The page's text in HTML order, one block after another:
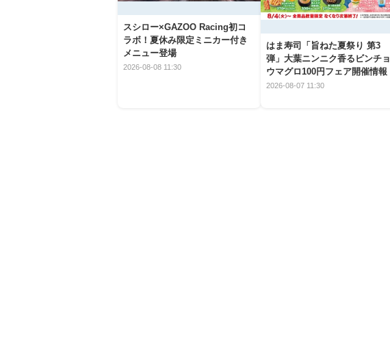
スシロー×GAZOO Racing初コ
ラボ！夏休み限定ミニカー付き
メニュー登場
2026-08-08 11:30
はま寿司「旨ねた夏祭り 第3
弾」大葉ニンニク香るビンチョ
ウマグロ100円フェア開催情報
2026-08-07 11:30